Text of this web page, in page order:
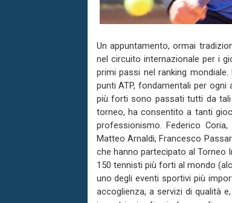
Un appuntamento, ormai
nel circuito internazionale per i
primi passi nel ranking
punti ATP, fondamentali per
più forti sono passati tutti da
torneo, ha consentito a tanti
professionismo. Federico
Matteo Arnaldi, Francesco
che hanno partecipato al Torneo
150 tennisti più forti al mondo
uno degli eventi sportivi più
accoglienza, a servizi di qualità